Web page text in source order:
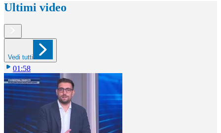
Ultimi video
Vedi tutti
01:58